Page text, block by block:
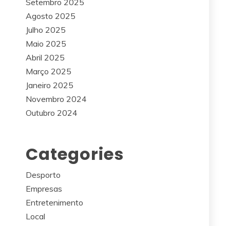
Setembro 2025
Agosto 2025
Julho 2025
Maio 2025
Abril 2025
Março 2025
Janeiro 2025
Novembro 2024
Outubro 2024
Categories
Desporto
Empresas
Entretenimento
Local